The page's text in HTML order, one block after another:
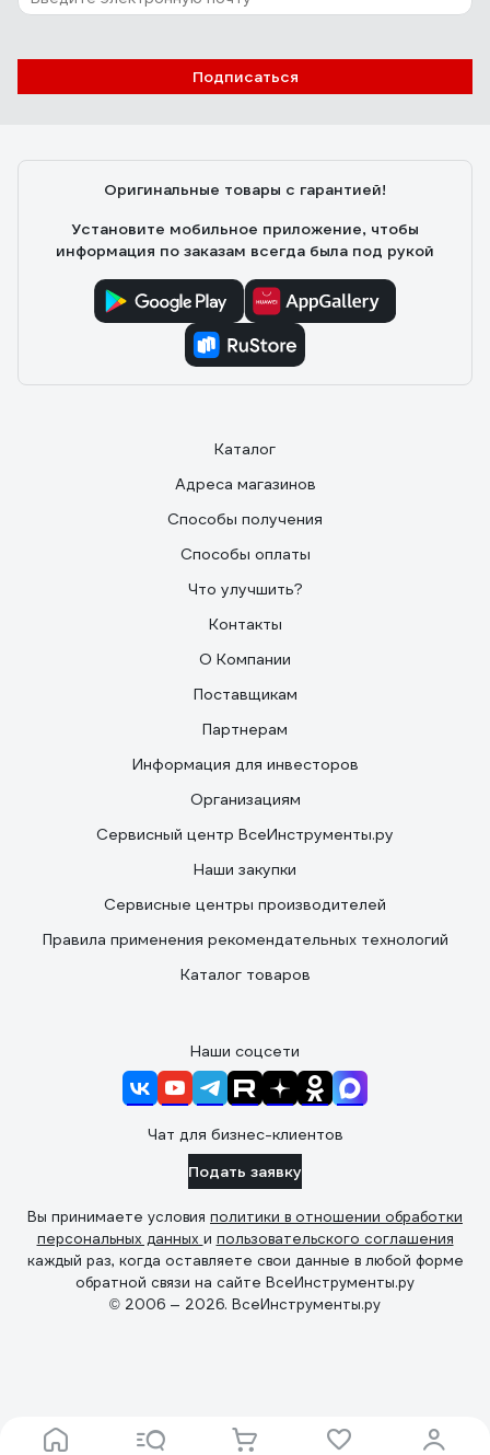
Подписаться
Оригинальные товары с гарантией!
Установите мобильное приложение, чтобы
информация по заказам всегда была под рукой
Каталог
Адреса магазинов
Способы получения
Способы оплаты
Что улучшить?
Контакты
О Компании
Поставщикам
Партнерам
Информация для инвесторов
Организациям
Сервисный центр ВсеИнструменты.ру
Наши закупки
Сервисные центры производителей
Правила применения рекомендательных технологий
Каталог товаров
Наши соцсети
Чат для бизнес-клиентов
Подать заявку
Вы принимаете условия политики в отношении обработки
персональных данных и пользовательского соглашения
каждый раз, когда оставляете свои данные в любой форме
обратной связи на сайте ВсеИнструменты.ру
© 2006 — 2026. ВсеИнструменты.ру